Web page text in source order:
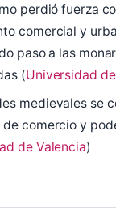
perdió fuerza
comercial y
paso a las
(Universidad
medievales se
de comercio y
de Valencia)